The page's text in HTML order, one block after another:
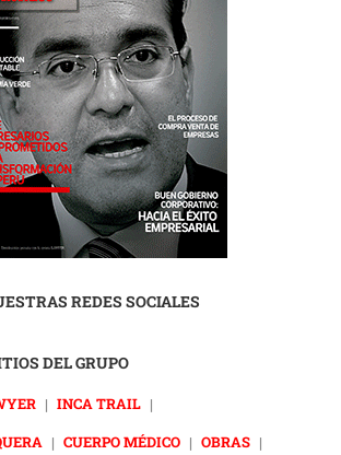
REDES SOCIALES
DEL GRUPO
| INCA TRAIL |
| CUERPO MÉDICO | OBRAS |